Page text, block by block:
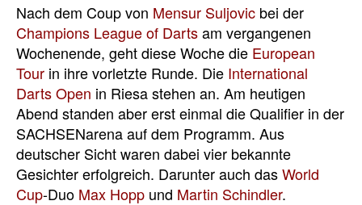
Nach dem Coup von Mensur Suljovic bei der
Champions League of Dartsam vergangenen
Wochenende, geht diese Woche die European
Tour in ihre vorletzte Runde. Die International
Darts Open in Riesa stehen an. Am heutigen
Abend standen aber erst einmal die Qualifier in der
SACHSENarena auf dem Programm. Aus
deutscher Sicht waren dabei vier bekannte
Gesichter erfolgreich. Darunter auch dasWorld
Cup-Duo Max Hopp und Martin Schindler.